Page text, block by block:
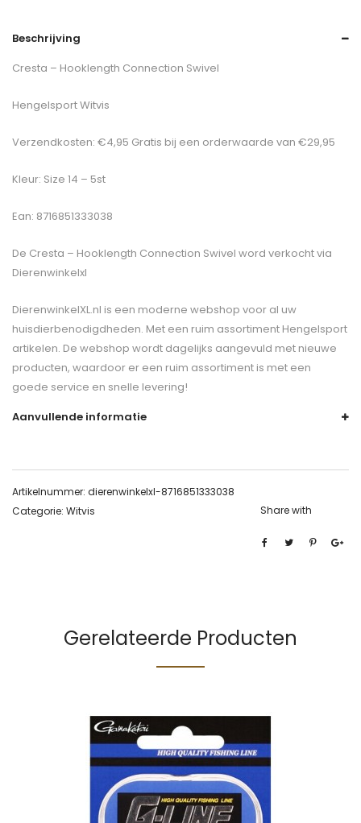
Beschrijving
Cresta – Hooklength Connection Swivel
Hengelsport Witvis
Verzendkosten: €4,95 Gratis bij een orderwaarde van €29,95
Kleur: Size 14 – 5st
Ean: 8716851333038
De Cresta – Hooklength Connection Swivel word verkocht via
Dierenwinkelxl
DierenwinkelXL.nl is een moderne webshop voor al uw
huisdierbenodigdheden. Met een ruim assortiment Hengelsport
artikelen. De webshop wordt dagelijks aangevuld met nieuwe
producten, waardoor er een ruim assortiment is met een
goede service en snelle levering!
Aanvullende informatie
Artikelnummer: dierenwinkelxl-8716851333038
Categorie: Witvis Share with
Gerelateerde Producten